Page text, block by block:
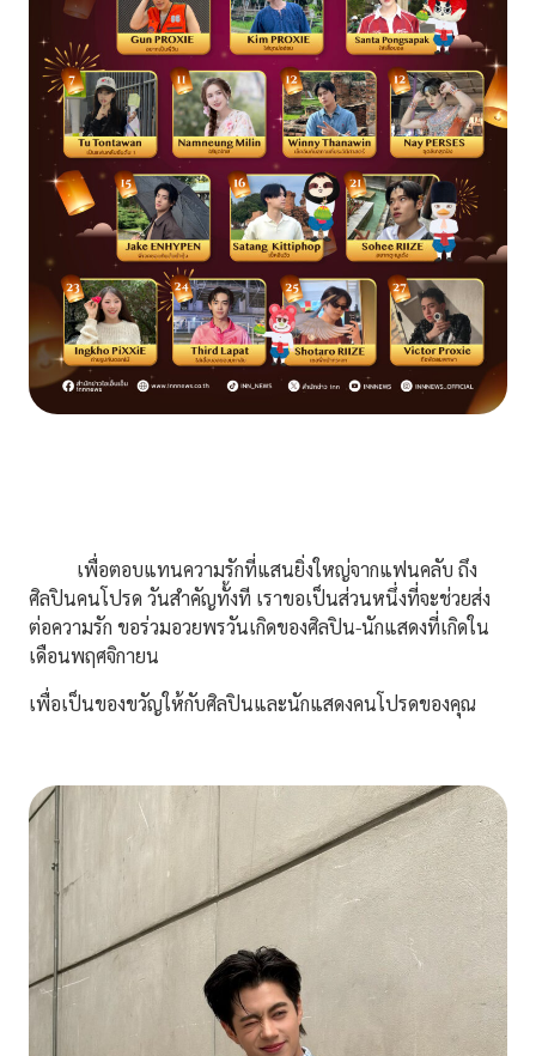
เพื่อตอบแทนความรักที่แสนยิ่งใหญ่จากแฟนคลับ ถึง
ศิลปินคนโปรด วันสำคัญทั้งที เราขอเป็นส่วนหนึ่งที่จะช่วยส่ง
ต่อความรัก ขอร่วมอวยพรวันเกิดของศิลปิน-นักแสดงที่เกิดใน
เดือนพฤศจิกายน
เพื่อเป็นของขวัญให้กับศิลปินและนักแสดงคนโปรดของคุณ